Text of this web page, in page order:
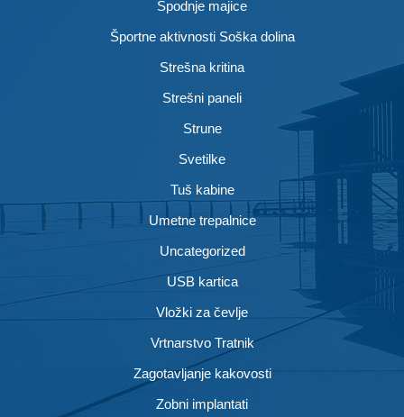
Spodnje majice
Športne aktivnosti Soška dolina
Strešna kritina
Strešni paneli
Strune
Svetilke
Tuš kabine
Umetne trepalnice
Uncategorized
USB kartica
Vložki za čevlje
Vrtnarstvo Tratnik
Zagotavljanje kakovosti
Zobni implantati